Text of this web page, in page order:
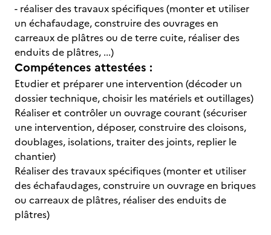
- réaliser des travaux spécifiques (monter et utiliser
un échafaudage, construire des ouvrages en
carreaux de plâtres ou de terre cuite, réaliser des
enduits de plâtres, ...)
Compétences attestées :
Etudier et préparer une intervention (décoder un
dossier technique, choisir les matériels et outillages)
Réaliser et contrôler un ouvrage courant (sécuriser
une intervention, déposer, construire des cloisons,
doublages, isolations, traiter des joints, replier le
chantier)
Réaliser des travaux spécifiques (monter et utiliser
des échafaudages, construire un ouvrage en briques
ou carreaux de plâtres, réaliser des enduits de
plâtres)